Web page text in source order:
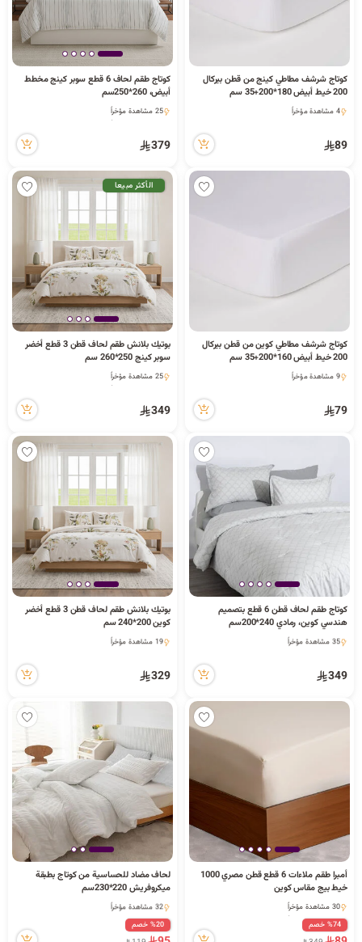
كوتاج شرشف مطاطي كينج من قطن بيركال
200 خيط أبيض 180*200+35 سم
2 كمية متوفرة
1 قطعة بيعت مؤخراً
4 مشاهدة مؤخراً
4 مشاهدة مؤخراً
89
كوتاج طقم لحاف 6 قطع سوبر كينج مخطط
أبيض، 260*250سم
25 مشاهدة مؤخراً
379
كوتاج شرشف مطاطي كوين من قطن بيركال
200 خيط أبيض 160*200+35 سم
5 كمية متوفرة
9 مشاهدة مؤخراً
79
الأكثر مبيعا
بوتيك بلانش طقم لحاف قطن 3 قطع أخضر
سوبر كينج 250*260 سم
25 مشاهدة مؤخراً
349
كوتاج طقم لحاف قطن 6 قطع بتصميم
هندسي كوين، رمادي 240*200سم
1 كمية متوفرة
35 مشاهدة مؤخراً
349
بوتيك بلانش طقم لحاف قطن 3 قطع أخضر
كوين 200*240 سم
1 كمية متوفرة
19 مشاهدة مؤخراً
329
أمبرا طقم ملاءات 6 قطع قطن مصري 1000
خيط بيج مقاس كوين
30 مشاهدة مؤخراً
30 مشاهدة مؤخراً%74 خصم
لحاف مضاد للحساسية من كوتاج بطبقة
ميكروفريش 220*230سم
1 كمية متوفرة
32 مشاهدة مؤخراً
1 كمية متوفرة
32 مشاهدة مؤخراً
%20 خصم